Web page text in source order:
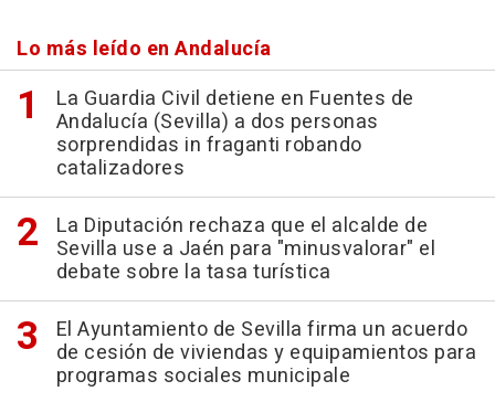
Lo más leído en Andalucía
La Guardia Civil detiene en Fuentes de
Andalucía (Sevilla) a dos personas
sorprendidas in fraganti robando
catalizadores
La Diputación rechaza que el alcalde de
Sevilla use a Jaén para "minusvalorar" el
debate sobre la tasa turística
El Ayuntamiento de Sevilla firma un acuerdo
de cesión de viviendas y equipamientos para
programas sociales municipale